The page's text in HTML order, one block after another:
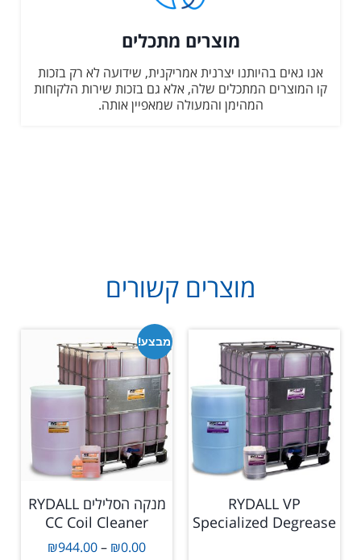
מוצרים מתכלים
אנו גאים בהיותנו יצרנית אמריקנית, שידועה לא רק בזכות
קו המוצרים המתכלים שלה, אלא גם בזכות שירות הלקוחות
המהימן והמעולה שמאפיין אותה.
מוצרים קשורים
RYDALL VP
Specialized Degrease
מבצע!
מנקה הסלילים RYDALL
CC Coil Cleaner
₪0.00
–
₪944.00